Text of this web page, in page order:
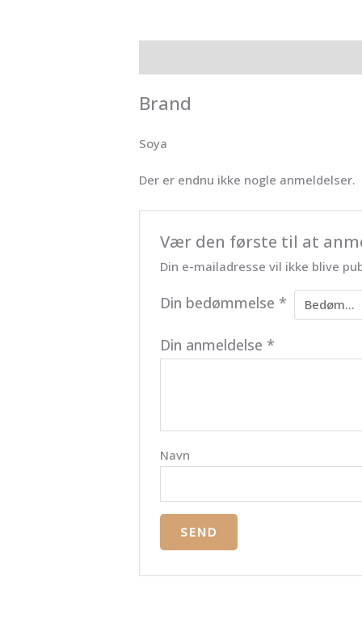
Brand
Soya
Der er endnu ikke nogle anmeldelser.
Vær den første til at
Din e-mailadresse vil ikke blive
Din bedømmelse *
Din anmeldelse *
Navn